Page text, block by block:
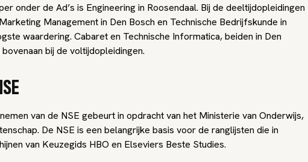
onder de Ad’s is Engineering in Roosendaal. Bij de deeltijdopleidingen
Management in Den Bosch en Technische Bedrijfskunde in
waardering. Cabaret en Technische Informatica, beiden in Den
bij de voltijdopleidingen.
van de NSE gebeurt in opdracht van het Ministerie van Onderwijs,
De NSE is een belangrijke basis voor de ranglijsten die in
van Keuzegids HBO en Elseviers Beste Studies.